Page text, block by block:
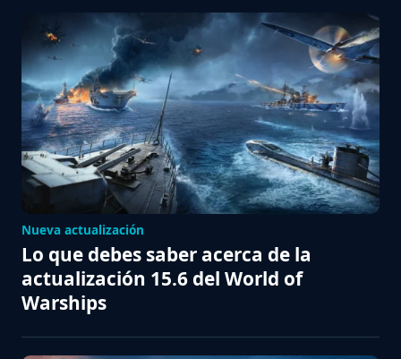
Nueva actualización
Lo que debes saber acerca de la
actualización 15.6 del World of
Warships